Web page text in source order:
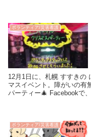
ボランティア/災害看護
12月1日に、札幌 すすきの
マスイベント。障がいの有
パーティー🎄 Facebookで
ボランティア/災害看護